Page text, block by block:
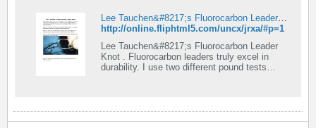
Lee Tauchen&#8217;s Fluorocarbon Leader Knot
http://online.fliphtml5.com/uncx/jrxa/#p=1
Lee Tauchen&#8217;s Fluorocarbon Leader
Knot . Fluorocarbon leaders truly excel in
durability. I use two different pound tests